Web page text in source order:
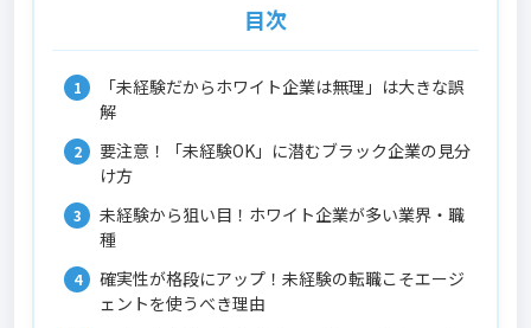
目次
「未経験だからホワイト企業は無理」は大きな誤
解
要注意！「未経験OK」に潜むブラック企業の見分
け方
未経験から狙い目！ホワイト企業が多い業界・職
種
確実性が格段にアップ！未経験の転職こそエージ
ェントを使うべき理由